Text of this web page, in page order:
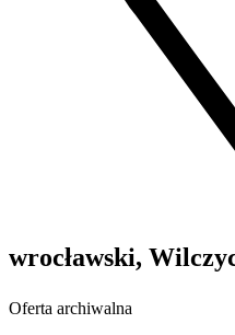
wrocławski,
Oferta archiwalna